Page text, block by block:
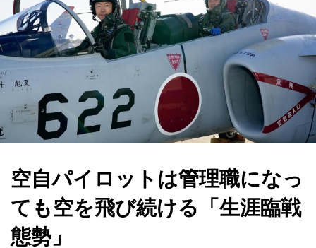
空自パイロットは管理職になっ
ても空を飛び続ける「生涯臨戦
態勢」